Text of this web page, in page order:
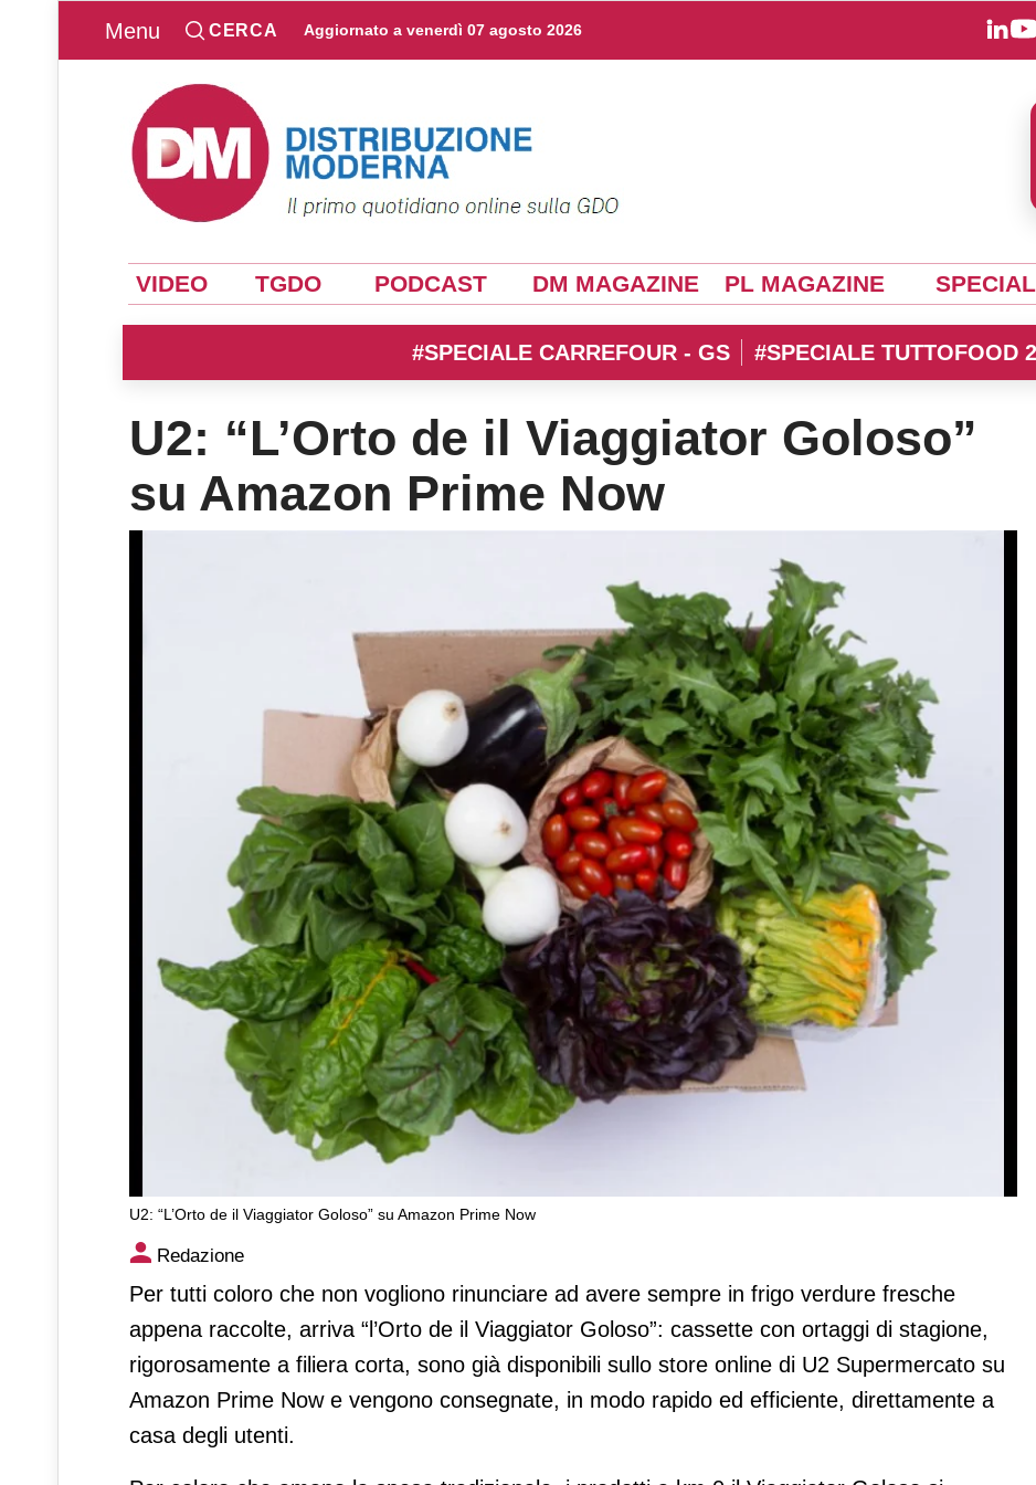
Menu CERCA Aggiornato a venerdì 07 agosto 2026
VIDEO TGDO PODCAST DM MAGAZINE PL MAGAZINE
#SPECIALE CARREFOUR - GS #SPECIALE TUTTOFOOD
U2: “L’Orto de il Viaggiator Goloso”
su Amazon Prime Now
U2: “L’Orto de il Viaggiator Goloso” su Amazon Prime Now
U2: “L’Orto de il Viaggiator Goloso” su Amazon Prime Now
Redazione
Per tutti coloro che non vogliono rinunciare ad avere sempre in frigo verdure fresche
appena raccolte, arriva “l’Orto de il Viaggiator Goloso”: cassette con ortaggi di stagione,
rigorosamente a filiera corta, sono già disponibili sullo store online di U2 Supermercato su
Amazon Prime Now e vengono consegnate, in modo rapido ed efficiente, direttamente a
casa degli utenti.